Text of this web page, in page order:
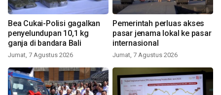
Bea Cukai-Polisi gagalkan
penyelundupan 10,1 kg
ganja di bandara Bali
Jumat, 7 Agustus 2026
Pemerintah perluas akses
pasar jenama lokal ke pasar
internasional
Jumat, 7 Agustus 2026